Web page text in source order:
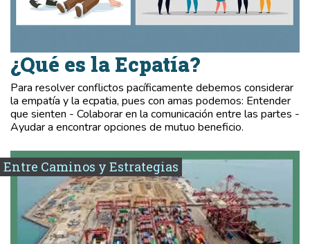
¿Qué es la Ecpatía?
Para resolver conflictos pacíficamente debemos considerar
la empatía y la ecpatia, pues con amas podemos: Entender
que sienten - Colaborar en la comunicación entre las partes -
Ayudar a encontrar opciones de mutuo beneficio.
Entre Caminos y Estrategias